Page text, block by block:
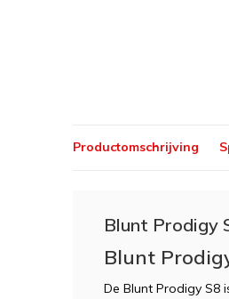
Productomschrijving
Blunt Prodigy
Blunt
De Blunt Prodigy S8